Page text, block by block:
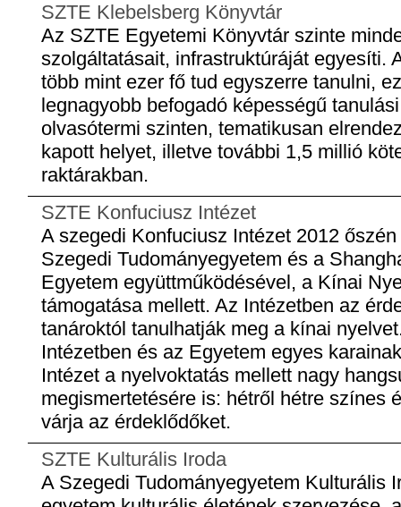
SZTE Klebelsberg Könyvtár
Az SZTE Egyetemi Könyvtár szinte
szolgáltatásait, infrastruktúráját egyesíti.
több mint ezer fő tud egyszerre tanulni,
legnagyobb befogadó képességű
olvasótermi szinten, tematikusan
kapott helyet, illetve további 1,5 millió
raktárakban.
SZTE Konfuciusz Intézet
A szegedi Konfuciusz Intézet 2012
Szegedi Tudományegyetem és a
Egyetem együttműködésével, a Kínai
támogatása mellett. Az Intézetben az
tanároktól tanulhatják meg a kínai
Intézetben és az Egyetem egyes
Intézet a nyelvoktatás mellett nagy
megismertetésére is: hétről hétre színes
várja az érdeklődőket.
SZTE Kulturális Iroda
A Szegedi Tudományegyetem Kulturális